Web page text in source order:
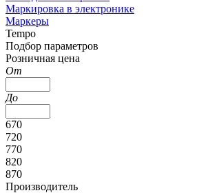
Маркировка в электронике
Маркеры
Tempo
Подбор параметров
Розничная цена
От
До
670
720
770
820
870
Производитель